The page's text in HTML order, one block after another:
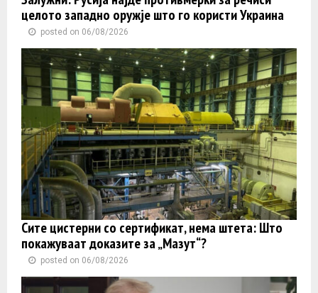
целото западно оружје што го користи Украина
posted on 06/08/2026
Сите цистерни со сертификат, нема штета: Што
покажуваат доказите за „Мазут“?
posted on 06/08/2026